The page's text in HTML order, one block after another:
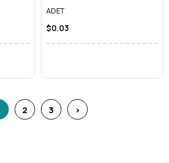
ADET
$0.03
2 3 >